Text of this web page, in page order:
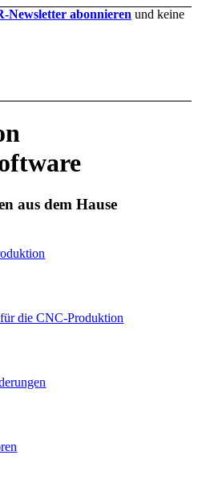
Newsletter abonnieren und keine
die CNC-Produktion
aus dem Hause